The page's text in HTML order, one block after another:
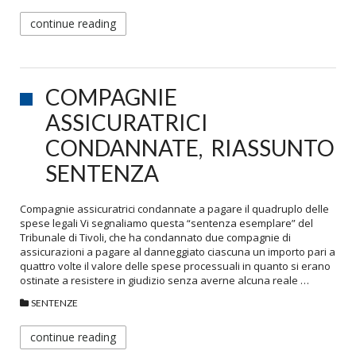
continue reading
COMPAGNIE
ASSICURATRICI
CONDANNATE, RIASSUNTO
SENTENZA
Compagnie assicuratrici condannate a pagare il quadruplo delle
spese legali Vi segnaliamo questa “sentenza esemplare” del
Tribunale di Tivoli, che ha condannato due compagnie di
assicurazioni a pagare al danneggiato ciascuna un importo pari a
quattro volte il valore delle spese processuali in quanto si erano
ostinate a resistere in giudizio senza averne alcuna reale …
SENTENZE
continue reading